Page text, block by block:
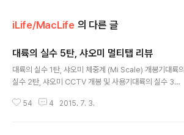
iLife/MacLife 의 다른 글
대륙의 실수 5탄, 샤오미 멀티탭 리뷰
대륙의 실수 1탄, 샤오미 체중계 (Mi Scale) 개봉기대륙의
실수 2탄, 샤오미 CCTV 개봉 및 사용기대륙의 실수 3탄,
샤오미 Yeelight 침대등 개봉 및 사용기대륙의 실수 5탄,
54 4 2015. 7. 3.